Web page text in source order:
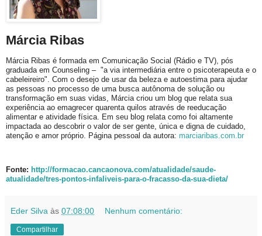
Márcia Ribas
Márcia Ribas é formada em Comunicação Social (Rádio e TV), pós
graduada em Counseling – "a via intermediária entre o psicoterapeuta e o
cabeleireiro". Com o desejo de usar da beleza e autoestima para ajudar
as pessoas no processo de uma busca autônoma de solução ou
transformação em suas vidas, Márcia criou um blog que relata sua
experiência ao emagrecer quarenta quilos através de reeducação
alimentar e atividade física. Em seu blog relata como foi altamente
impactada ao descobrir o valor de ser gente, única e digna de cuidado,
atenção e amor próprio. Página pessoal da autora: marciaribas.com.br
Fonte: http://formacao.cancaonova.com/atualidade/saude-
atualidade/tres-pontos-infaliveis-para-o-fracasso-da-sua-dieta/
Eder Silva às 07:08:00 Nenhum comentário:
Compartilhar